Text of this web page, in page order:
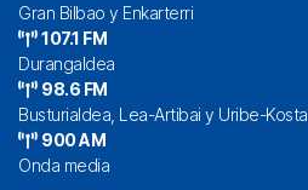
Gran Bilbao y Enkarterri
107.1 FM
Durangaldea
98.6 FM
Busturialdea, Lea-Artibai y Uribe-Kosta
900 AM
Onda media